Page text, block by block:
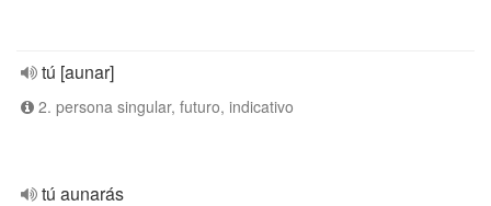
tú [aunar]
2. persona singular, futuro, indicativo
tú aunarás